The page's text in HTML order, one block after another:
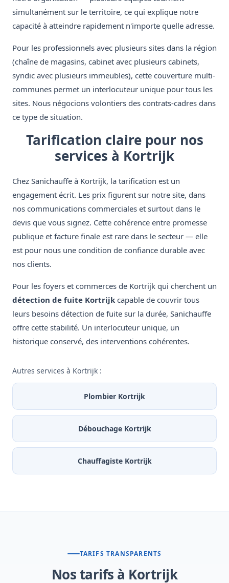
simultanément sur le territoire, ce qui explique notre
capacité à atteindre rapidement n'importe quelle adresse.
Pour les professionnels avec plusieurs sites dans la région
(chaîne de magasins, cabinet avec plusieurs cabinets,
syndic avec plusieurs immeubles), cette couverture multi-
communes permet un interlocuteur unique pour tous les
sites. Nous négocions volontiers des contrats-cadres dans
ce type de situation.
Tarification claire pour nos
services à Kortrijk
Chez Sanichauffe à Kortrijk, la tarification est un
engagement écrit. Les prix figurent sur notre site, dans
nos communications commerciales et surtout dans le
devis que vous signez. Cette cohérence entre promesse
publique et facture finale est rare dans le secteur — elle
est pour nous une condition de confiance durable avec
nos clients.
Pour les foyers et commerces de Kortrijk qui cherchent un
détection de fuite Kortrijk capable de couvrir tous
leurs besoins détection de fuite sur la durée, Sanichauffe
offre cette stabilité. Un interlocuteur unique, un
historique conservé, des interventions cohérentes.
Autres services à Kortrijk :
Plombier Kortrijk
Débouchage Kortrijk
Chauffagiste Kortrijk
TARIFS TRANSPARENTS
Nos tarifs à Kortrijk